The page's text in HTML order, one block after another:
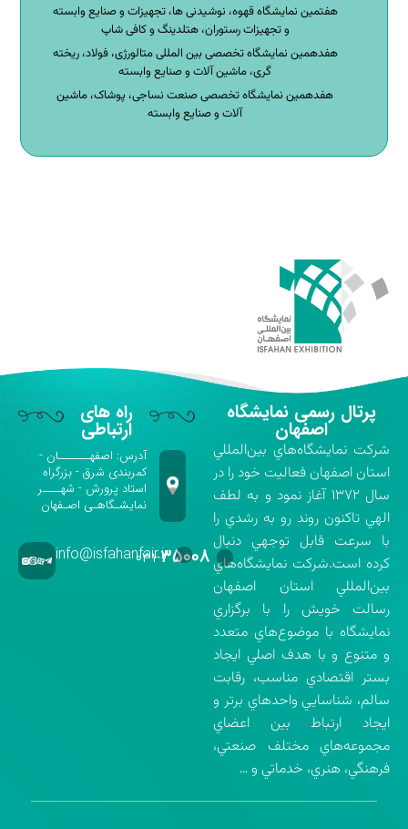
هفتمین نمایشگاه قهوه، نوشیدنی ها، تجهیزات و صنایع وابسته
و تجهیزات رستوران، هتلدینگ و کافی شاپ
هفدهمین نمایشگاه تخصصی بین المللی متالورژی، فولاد، ریخته
گری، ماشین آلات و صنایع وابسته
هفدهمین نمایشگاه تخصصی صنعت نساجی، پوشاک، ماشین
آلات و صنایع وابسته
پرتال رسمی نمایشگاه
اصفهان
شركت نمايشگاه‌هاي بين‌المللي
استان اصفهان فعاليت خود را در
سال ۱۳۷۲ آغاز نمود و به لطف
الهي تاكنون روند رو به رشدي را
با سرعت قابل توجهي دنبال
كرده است.شركت نمايشگاه‌هاي
بين‌المللي استان اصفهان
رسالت خويش را با برگزاري
نمايشگاه با موضوع‌هاي متعدد
و متنوع و با هدف اصلي ايجاد
بستر اقتصادي مناسب، رقابت
سالم، شناسايي واحدهاي برتر و
ايجاد ارتباط بين اعضاي
مجموعه‌هاي مختلف صنعتي،
فرهنگي، هنري، خدماتي و …
راه های
ارتباطی
آدرس: اصفهـــــــان -
کمربندی شرق - بزرگراه
استاد پرورش - شهــــر
نمایشـگاهـی اصـفهان
۰۳۱-۳۵۰۰۸info@isfahanfair.ir